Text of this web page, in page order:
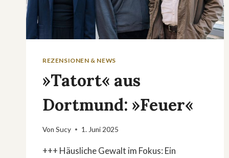
REZENSIONEN & NEWS
»Tatort« aus
Dortmund: »Feuer«
Von Sucy 1. Juni 2025
+++ Häusliche Gewalt im Fokus: Ein